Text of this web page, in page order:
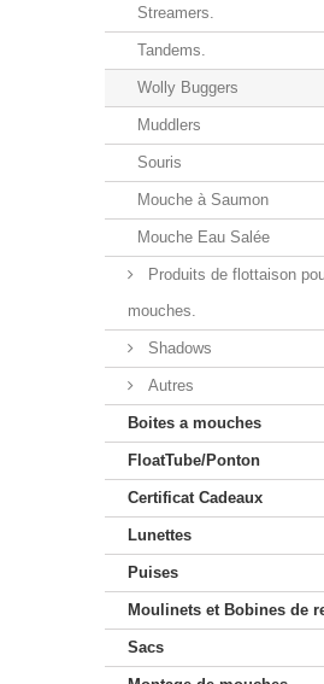
Streamers.
Tandems.
Wolly Buggers
Muddlers
Souris
Mouche à Saumon
Mouche Eau Salée
Produits de flottaison
mouches.
Shadows
Autres
Boites a mouches
FloatTube/Ponton
Certificat Cadeaux
Lunettes
Puises
Moulinets et Bobines de
Sacs